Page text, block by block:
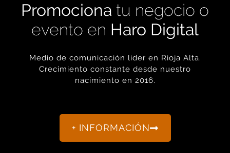
Promociona tu negocio o
evento en Haro Digital
Medio de comunicación líder en Rioja Alta.
Crecimiento constante desde nuestro
nacimiento en 2016.
+ INFORMACIÓN